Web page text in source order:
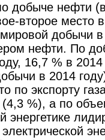
добыче нефти
второе место
добычи
нефти. По
16,7 % в 2014
в 2014
по экспорту
%), а по
энергетике